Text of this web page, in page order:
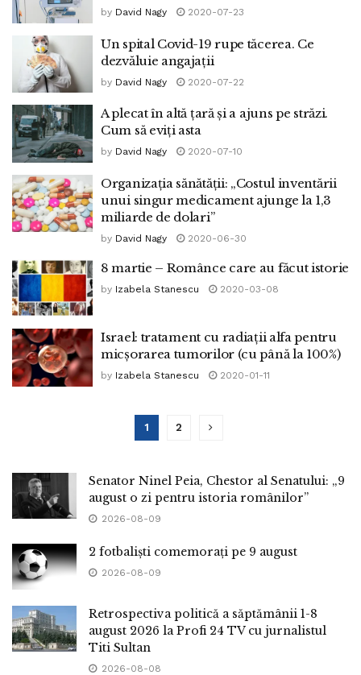
by David Nagy 2020-07-23
Un spital Covid-19 rupe tăcerea. Ce
dezvăluie angajații
by David Nagy 2020-07-22
A plecat în altă țară și a ajuns pe străzi.
Cum să eviți asta
by David Nagy 2020-07-10
Organizația sănătății: „Costul inventării
unui singur medicament ajunge la 1,3
miliarde de dolari”
by David Nagy 2020-06-30
8 martie – Românce care au făcut istorie
by Izabela Stanescu 2020-03-08
Israel: tratament cu radiații alfa pentru
micșorarea tumorilor (cu până la 100%)
by Izabela Stanescu 2020-01-11
1 2
Senator Ninel Peia, Chestor al Senatului: „9
august o zi pentru istoria românilor”
2026-08-09
2 fotbaliști comemorați pe 9 august
2026-08-09
Retrospectiva politică a săptămânii 1-8
august 2026 la Profi 24 TV cu jurnalistul
Titi Sultan
2026-08-08